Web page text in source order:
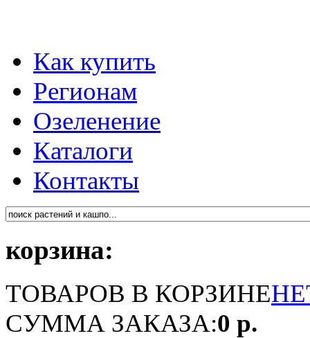
Как купить
Регионам
Озеленение
Каталоги
Контакты
корзина:
ТОВАРОВ В КОРЗИНЕ
СУММА ЗАКАЗА:0 р.